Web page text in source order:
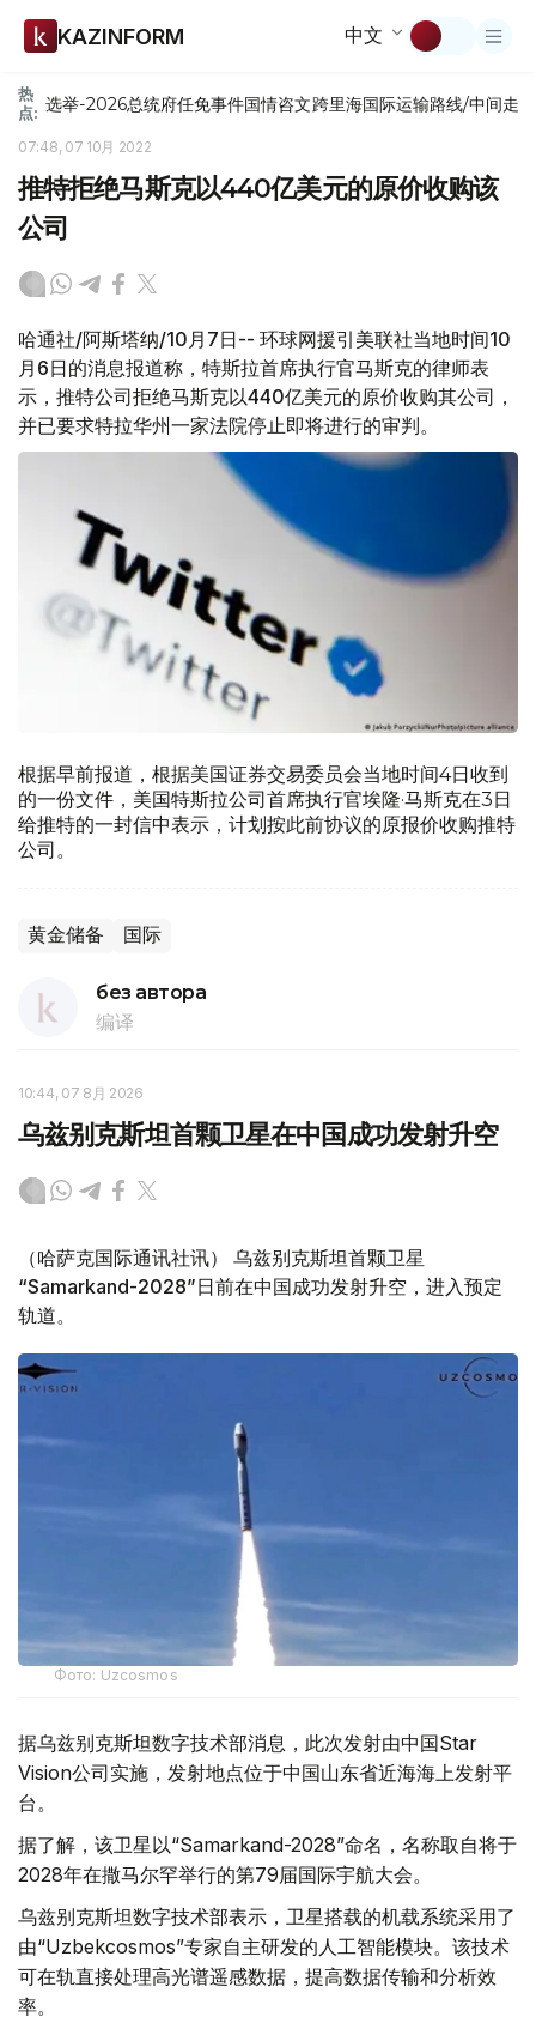
KAZINFORM 中文
热
点: 选举-2026总统府任免事件国情咨文跨里海国际运输路线/中间走廊
07:48, 07 10月 2022
推特拒绝马斯克以440亿美元的原价收购该
公司
哈通社/阿斯塔纳/10月7日-- 环球网援引美联社当地时间10
月6日的消息报道称，特斯拉首席执行官马斯克的律师表
示，推特公司拒绝马斯克以440亿美元的原价收购其公司，
并已要求特拉华州一家法院停止即将进行的审判。
根据早前报道，根据美国证券交易委员会当地时间4日收到
的一份文件，美国特斯拉公司首席执行官埃隆·马斯克在3日
给推特的一封信中表示，计划按此前协议的原报价收购推特
公司。
黄金储备 国际
без автора
编译
10:44, 07 8月 2026
乌兹别克斯坦首颗卫星在中国成功发射升空
（哈萨克国际通讯社讯） 乌兹别克斯坦首颗卫星
“Samarkand-2028”日前在中国成功发射升空，进入预定
轨道。
Фото: Uzcosmos
据乌兹别克斯坦数字技术部消息，此次发射由中国Star
Vision公司实施，发射地点位于中国山东省近海海上发射平
台。
据了解，该卫星以“Samarkand-2028”命名，名称取自将于
2028年在撒马尔罕举行的第79届国际宇航大会。
乌兹别克斯坦数字技术部表示，卫星搭载的机载系统采用了
由“Uzbekcosmos”专家自主研发的人工智能模块。该技术
可在轨直接处理高光谱遥感数据，提高数据传输和分析效
率。